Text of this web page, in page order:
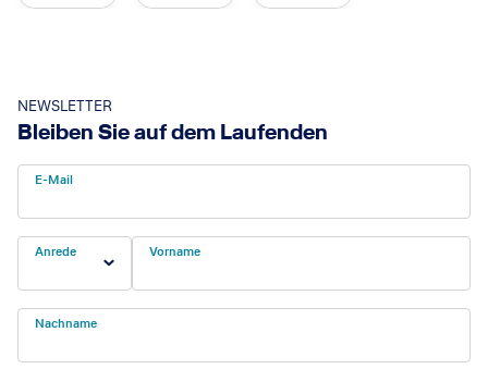
NEWSLETTER
Bleiben Sie auf dem Laufenden
E-Mail
Anrede Vorname
Nachname